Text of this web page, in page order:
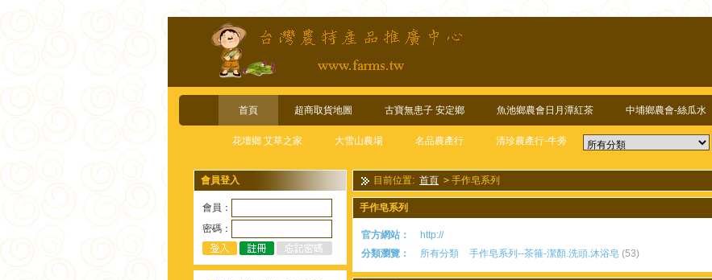
首頁 超商取貨地圖 古寶無患子 安定鄉 魚池鄉農會日月潭紅茶 中埔鄉農會-絲瓜水
花壇鄉 艾草之家 大雪山農場 名品農產行 清珍農產行-牛蒡
會員登入
會員：
密碼：
目前位置: 首頁 > 手作皂系列
手作皂系列
官方網站：
http://
分類瀏覽：
所有分類 手作皂系列--茶箍-潔顏.洗頭.沐浴皂 (53)